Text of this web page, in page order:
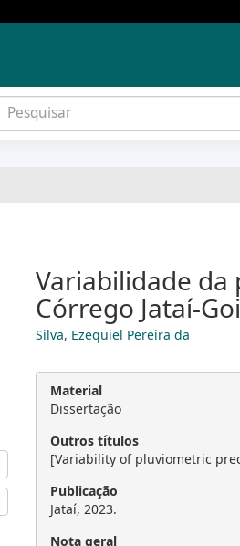
Variabilidade da
Córrego Jataí-
Silva, Ezequiel Pereira da
Material
Dissertação
Outros títulos
[Variability of pluviometric
Publicação
Jataí, 2023.
Nota geral